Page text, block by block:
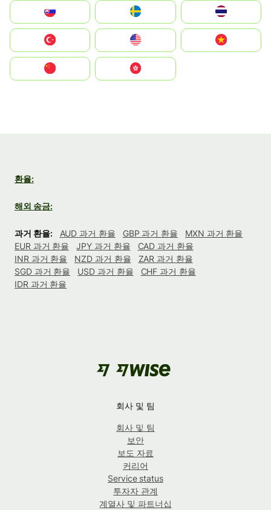
United States
中國香港特別行政區
환율:
해외 송금:
과거 환율: AUD 과거 환율 GBP 과거 환율
MXN 과거 환율
EUR 과거 환율
JPY 과거 환율
CAD 과거 환율
INR 과거 환율
NZD 과거 환율
ZAR 과거 환율
SGD 과거 환율
USD 과거 환율
CHF 과거 환율
IDR 과거 환율
회사 및 팀
회사 및 팀
보안
보도 자료
커리어
Service status
투자자 관계
계열사 및 파트너십